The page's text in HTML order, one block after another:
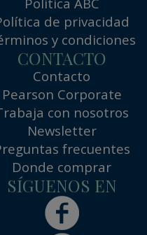
de privacidad
y condiciones
CONTACTO
Contacto
Pearson Corporate
con nosotros
Newsletter
frecuentes
Donde comprar
SÍGUENOS EN